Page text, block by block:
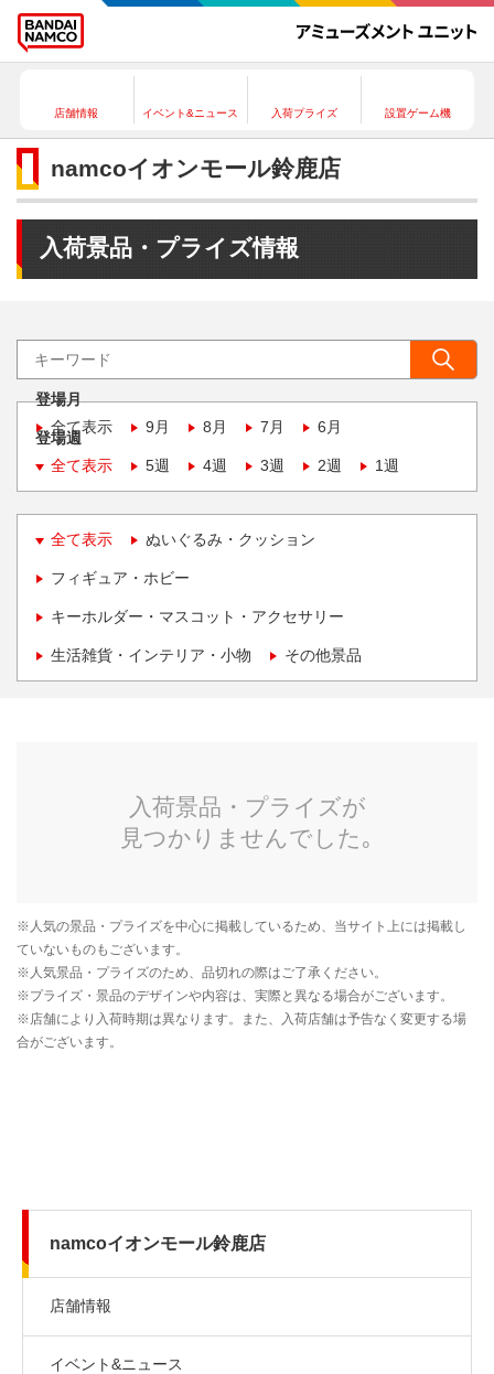
店舗情報 イベント&ニュース 入荷プライズ 設置ゲーム機
namcoイオンモール鈴鹿店
入荷景品・プライズ情報
登場月
全て表示
9月 8月 7月 6月
登場週
全て表示
5週 4週 3週 2週 1週
全て表示 ぬいぐるみ・クッション
フィギュア・ホビー
キーホルダー・マスコット・アクセサリー
生活雑貨・インテリア・小物 その他景品
namcoイオンモール鈴鹿店
店舗情報
イベント&ニュース